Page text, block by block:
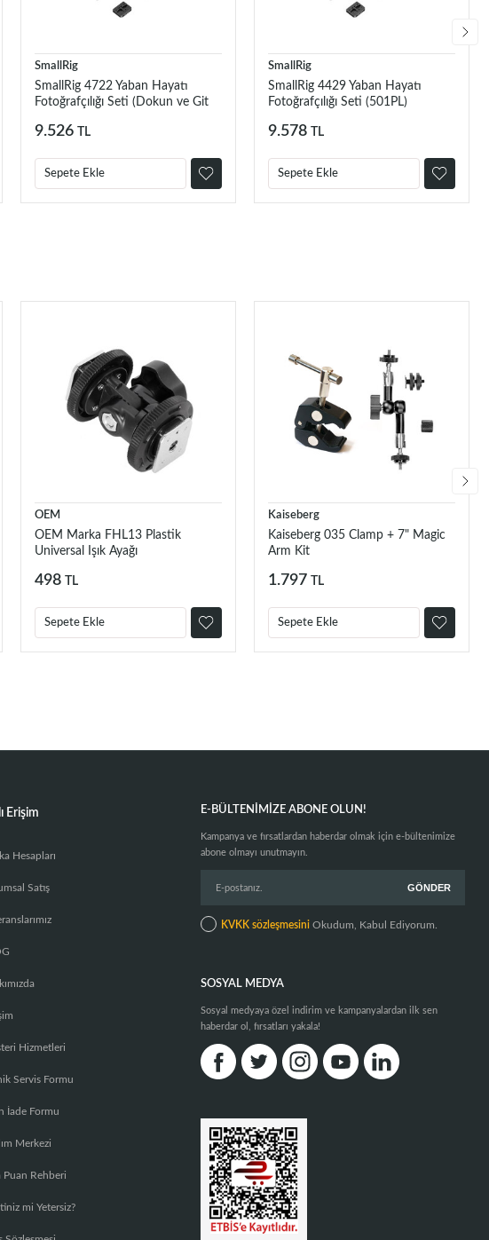
SmallRig
SmallRig 4722 Yaban Hayatı
Fotoğrafçılığı Seti (Dokun ve Git
9.526 TL
Sepete Ekle
SmallRig
SmallRig 4429 Yaban Hayatı
Fotoğrafçılığı Seti (501PL)
9.578 TL
Sepete Ekle
OEM
OEM Marka FHL13 Plastik
Universal Işık Ayağı
498 TL
Sepete Ekle
Kaiseberg
Kaiseberg 035 Clamp + 7" Magic
Arm Kit
1.797 TL
Sepete Ekle
Erişim
Hesapları
Satış
Hizmetleri
Servis Formu
İade Formu
Merkezi
Puan Rehberi
mi Yetersiz?
E-BÜLTENIMIZE ABONE OLUN!
Kampanya ve fırsatlardan haberdar olmak için e-bültenimize
abone olmayı unutmayın.
KVKK sözleşmesini Okudum, Kabul Ediyorum.
SOSYAL MEDYA
Sosyal medyaya özel indirim ve kampanyalardan ilk sen
haberdar ol, fırsatları yakala!